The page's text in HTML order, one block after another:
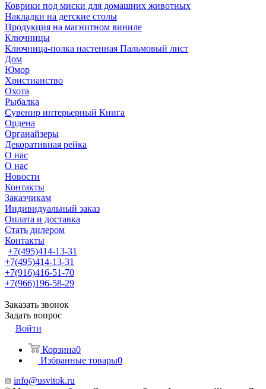
Коврики под миски для домашних животных
Накладки на детские столы
Продукция на магнитном виниле
Ключницы
Ключница-полка настенная Пальмовый лист
Дом
Юмор
Христианство
Охота
Рыбалка
Сувенир интерьерный Книга
Ордена
Органайзеры
Декоративная рейка
О нас
О нас
Новости
Контакты
Заказчикам
Индивидуальный заказ
Оплата и доставка
Стать дилером
Контакты
+7(495)414-13-31
+7(495)414-13-31
+7(916)416-51-70
+7(966)196-58-29
Заказать звонок
Задать вопрос
Войти
Корзина0
Избранные товары0
info@usvitok.ru